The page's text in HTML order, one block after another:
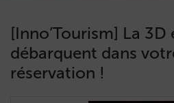
[Inno’Tourism] La 3D
débarquent dans
réservation !